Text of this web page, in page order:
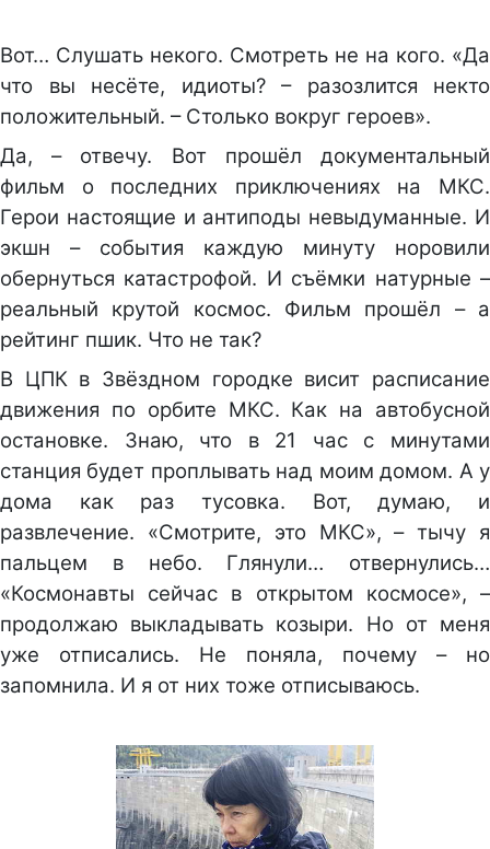
Вот… Слушать некого. Смотреть не на кого. «Да
что вы несёте, идиоты? – разозлится некто
положительный. – Столько вокруг героев».
Да, – отвечу. Вот прошёл документальный
фильм о последних приключениях на МКС.
Герои настоящие и антиподы невыдуманные. И
экшн – события каждую минуту норовили
обернуться катастрофой. И съёмки натурные –
реальный крутой космос. Фильм прошёл – а
рейтинг пшик. Что не так?
В ЦПК в Звёздном городке висит расписание
движения по орбите МКС. Как на автобусной
остановке. Знаю, что в 21 час с минутами
станция будет проплывать над моим домом. А у
дома как раз тусовка. Вот, думаю, и
развлечение. «Смотрите, это МКС», – тычу я
пальцем в небо. Глянули… отвернулись…
«Космонавты сейчас в открытом космосе», –
продолжаю выкладывать козыри. Но от меня
уже отписались. Не поняла, почему – но
запомнила. И я от них тоже отписываюсь.